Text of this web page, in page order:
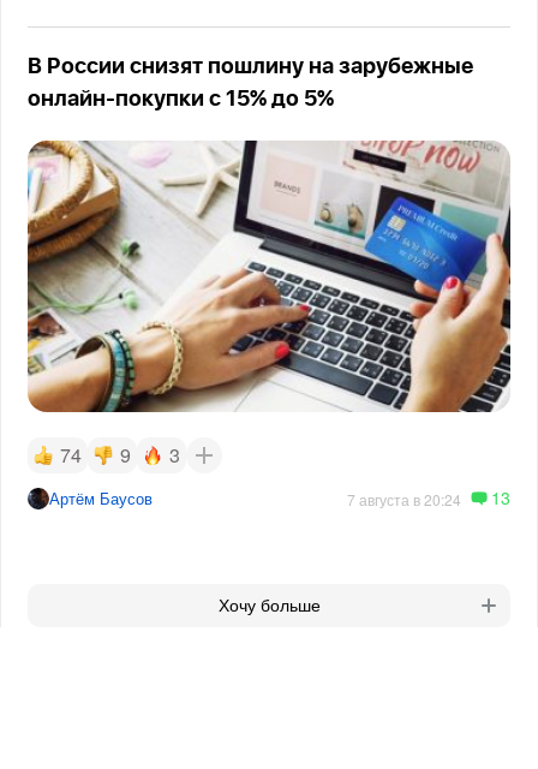
В России снизят пошлину на зарубежные
онлайн-покупки с 15% до 5%
74 9 3
Артём Баусов 7 августа в 20:24 13
Хочу больше